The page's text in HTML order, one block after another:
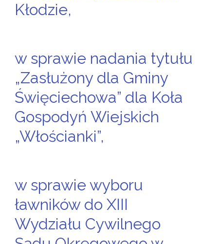
Kłodzie,
w sprawie nadania tytułu
„Zasłużony dla Gminy
Święciechowa” dla Koła
Gospodyń Wiejskich
„Włościanki”,
w sprawie wyboru
ławników do XIII
Wydziału Cywilnego